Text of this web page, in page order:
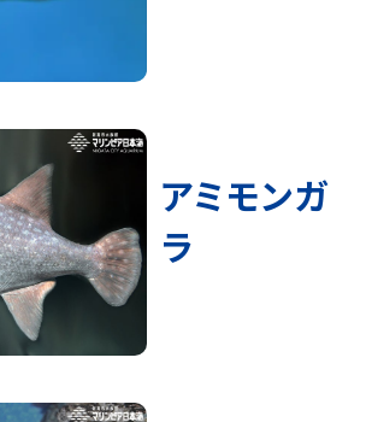
アミモンガ
ラ